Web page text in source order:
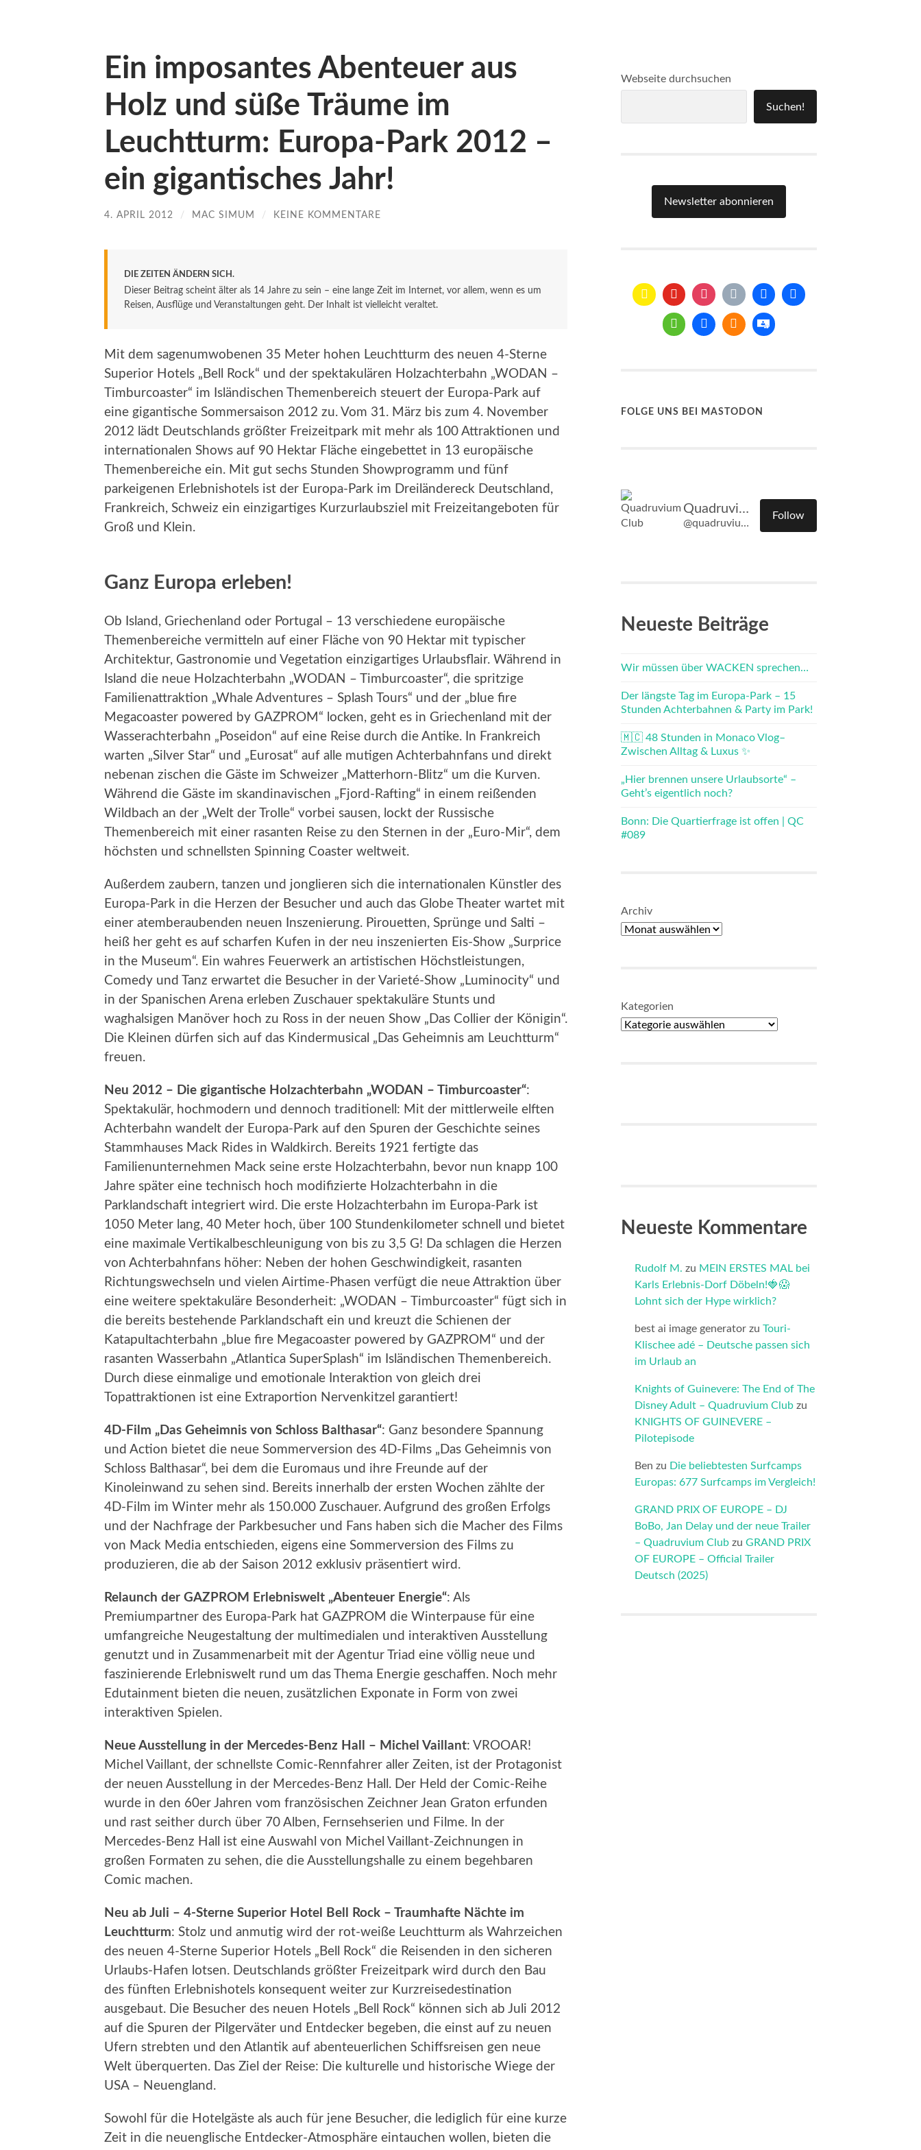
Ein imposantes Abenteuer aus
Holz und süße Träume im
Leuchtturm: Europa-Park 2012 –
ein gigantisches Jahr!
4. APRIL 2012 / MAC SIMUM / KEINE KOMMENTARE
DIE ZEITEN ÄNDERN SICH.
Dieser Beitrag scheint älter als 14 Jahre zu sein – eine lange Zeit im Internet, vor allem, wenn es um
Reisen, Ausflüge und Veranstaltungen geht. Der Inhalt ist vielleicht veraltet.
Mit dem sagenumwobenen 35 Meter hohen Leuchtturm des neuen 4-Sterne
Superior Hotels „Bell Rock“ und der spektakulären Holzachterbahn „WODAN –
Timburcoaster“ im Isländischen Themenbereich steuert der Europa-Park auf
eine gigantische Sommersaison 2012 zu. Vom 31. März bis zum 4. November
2012 lädt Deutschlands größter Freizeitpark mit mehr als 100 Attraktionen und
internationalen Shows auf 90 Hektar Fläche eingebettet in 13 europäische
Themenbereiche ein. Mit gut sechs Stunden Showprogramm und fünf
parkeigenen Erlebnishotels ist der Europa-Park im Dreiländereck Deutschland,
Frankreich, Schweiz ein einzigartiges Kurzurlaubsziel mit Freizeitangeboten für
Groß und Klein.
Ganz Europa erleben!
Ob Island, Griechenland oder Portugal – 13 verschiedene europäische
Themenbereiche vermitteln auf einer Fläche von 90 Hektar mit typischer
Architektur, Gastronomie und Vegetation einzigartiges Urlaubsflair. Während in
Island die neue Holzachterbahn „WODAN – Timburcoaster“, die spritzige
Familienattraktion „Whale Adventures – Splash Tours“ und der „blue fire
Megacoaster powered by GAZPROM“ locken, geht es in Griechenland mit der
Wasserachterbahn „Poseidon“ auf eine Reise durch die Antike. In Frankreich
warten „Silver Star“ und „Eurosat“ auf alle mutigen Achterbahnfans und direkt
nebenan zischen die Gäste im Schweizer „Matterhorn-Blitz“ um die Kurven.
Während die Gäste im skandinavischen „Fjord-Rafting“ in einem reißenden
Wildbach an der „Welt der Trolle“ vorbei sausen, lockt der Russische
Themenbereich mit einer rasanten Reise zu den Sternen in der „Euro-Mir“, dem
höchsten und schnellsten Spinning Coaster weltweit.
Außerdem zaubern, tanzen und jonglieren sich die internationalen Künstler des
Europa-Park in die Herzen der Besucher und auch das Globe Theater wartet mit
einer atemberaubenden neuen Inszenierung. Pirouetten, Sprünge und Salti –
heiß her geht es auf scharfen Kufen in der neu inszenierten Eis-Show „Surprice
in the Museum“. Ein wahres Feuerwerk an artistischen Höchstleistungen,
Comedy und Tanz erwartet die Besucher in der Varieté-Show „Luminocity“ und
in der Spanischen Arena erleben Zuschauer spektakuläre Stunts und
waghalsigen Manöver hoch zu Ross in der neuen Show „Das Collier der Königin“.
Die Kleinen dürfen sich auf das Kindermusical „Das Geheimnis am Leuchtturm“
freuen.
Neu 2012 – Die gigantische Holzachterbahn „WODAN – Timburcoaster“:
Spektakulär, hochmodern und dennoch traditionell: Mit der mittlerweile elften
Achterbahn wandelt der Europa-Park auf den Spuren der Geschichte seines
Stammhauses Mack Rides in Waldkirch. Bereits 1921 fertigte das
Familienunternehmen Mack seine erste Holzachterbahn, bevor nun knapp 100
Jahre später eine technisch hoch modifizierte Holzachterbahn in die
Parklandschaft integriert wird. Die erste Holzachterbahn im Europa-Park ist
1050 Meter lang, 40 Meter hoch, über 100 Stundenkilometer schnell und bietet
eine maximale Vertikalbeschleunigung von bis zu 3,5 G! Da schlagen die Herzen
von Achterbahnfans höher: Neben der hohen Geschwindigkeit, rasanten
Richtungswechseln und vielen Airtime-Phasen verfügt die neue Attraktion über
eine weitere spektakuläre Besonderheit: „WODAN – Timburcoaster“ fügt sich in
die bereits bestehende Parklandschaft ein und kreuzt die Schienen der
Katapultachterbahn „blue fire Megacoaster powered by GAZPROM“ und der
rasanten Wasserbahn „Atlantica SuperSplash“ im Isländischen Themenbereich.
Durch diese einmalige und emotionale Interaktion von gleich drei
Topattraktionen ist eine Extraportion Nervenkitzel garantiert!
4D-Film „Das Geheimnis von Schloss Balthasar“: Ganz besondere Spannung
und Action bietet die neue Sommerversion des 4D-Films „Das Geheimnis von
Schloss Balthasar“, bei dem die Euromaus und ihre Freunde auf der
Kinoleinwand zu sehen sind. Bereits innerhalb der ersten Wochen zählte der
4D-Film im Winter mehr als 150.000 Zuschauer. Aufgrund des großen Erfolgs
und der Nachfrage der Parkbesucher und Fans haben sich die Macher des Films
von Mack Media entschieden, eigens eine Sommerversion des Films zu
produzieren, die ab der Saison 2012 exklusiv präsentiert wird.
Relaunch der GAZPROM Erlebniswelt „Abenteuer Energie“: Als
Premiumpartner des Europa-Park hat GAZPROM die Winterpause für eine
umfangreiche Neugestaltung der multimedialen und interaktiven Ausstellung
genutzt und in Zusammenarbeit mit der Agentur Triad eine völlig neue und
faszinierende Erlebniswelt rund um das Thema Energie geschaffen. Noch mehr
Edutainment bieten die neuen, zusätzlichen Exponate in Form von zwei
interaktiven Spielen.
Neue Ausstellung in der Mercedes-Benz Hall – Michel Vaillant: VROOAR!
Michel Vaillant, der schnellste Comic-Rennfahrer aller Zeiten, ist der Protagonist
der neuen Ausstellung in der Mercedes-Benz Hall. Der Held der Comic-Reihe
wurde in den 60er Jahren vom französischen Zeichner Jean Graton erfunden
und rast seither durch über 70 Alben, Fernsehserien und Filme. In der
Mercedes-Benz Hall ist eine Auswahl von Michel Vaillant-Zeichnungen in
großen Formaten zu sehen, die die Ausstellungshalle zu einem begehbaren
Comic machen.
Neu ab Juli – 4-Sterne Superior Hotel Bell Rock – Traumhafte Nächte im
Leuchtturm: Stolz und anmutig wird der rot-weiße Leuchtturm als Wahrzeichen
des neuen 4-Sterne Superior Hotels „Bell Rock“ die Reisenden in den sicheren
Urlaubs-Hafen lotsen. Deutschlands größter Freizeitpark wird durch den Bau
des fünften Erlebnishotels konsequent weiter zur Kurzreisedestination
ausgebaut. Die Besucher des neuen Hotels „Bell Rock“ können sich ab Juli 2012
auf die Spuren der Pilgerväter und Entdecker begeben, die einst auf zu neuen
Ufern strebten und den Atlantik auf abenteuerlichen Schiffsreisen gen neue
Welt überquerten. Das Ziel der Reise: Die kulturelle und historische Wiege der
USA – Neuengland.
Sowohl für die Hotelgäste als auch für jene Besucher, die lediglich für eine kurze
Zeit in die neuenglische Entdecker-Atmosphäre eintauchen wollen, bieten die
Webseite durchsuchen
Suchen!
Newsletter abonnieren
FOLGE UNS BEI MASTODON
Quadruvium Club
@quadruvium.club@quadruvium.club
Follow
Neueste Beiträge
Wir müssen über WACKEN sprechen…
Der längste Tag im Europa-Park – 15
Stunden Achterbahnen & Party im Park!
🇲🇨 48 Stunden in Monaco Vlog–
Zwischen Alltag & Luxus ✨
„Hier brennen unsere Urlaubsorte“ –
Geht’s eigentlich noch?
Bonn: Die Quartierfrage ist offen | QC
#089
Archiv
Kategorien
Neueste Kommentare
Rudolf M. zu MEIN ERSTES MAL bei
Karls Erlebnis-Dorf Döbeln!🍓😱
Lohnt sich der Hype wirklich?
best ai image generator zu Touri-
Klischee adé – Deutsche passen sich
im Urlaub an
Knights of Guinevere: The End of The
Disney Adult – Quadruvium Club zu
KNIGHTS OF GUINEVERE –
Pilotepisode
Ben zu Die beliebtesten Surfcamps
Europas: 677 Surfcamps im Vergleich!
GRAND PRIX OF EUROPE – DJ
BoBo, Jan Delay und der neue Trailer
– Quadruvium Club zu GRAND PRIX
OF EUROPE – Official Trailer
Deutsch (2025)